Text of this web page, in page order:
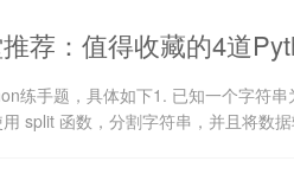
荐：值得收藏的4道
练手题，具体如下1. 已知一个字符
用 split 函数，分割字符串，并且将